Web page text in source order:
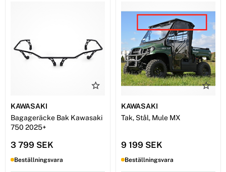
KAWASAKI
Bagageräcke Bak Kawasaki
750 2025+
3 799 SEK
Beställningsvara
KAWASAKI
Tak, Stål, Mule MX
9 199 SEK
Beställningsvara